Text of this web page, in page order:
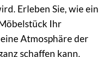
Erleben Sie, wie ein
Ihr
Atmosphäre der
schaffen kann.